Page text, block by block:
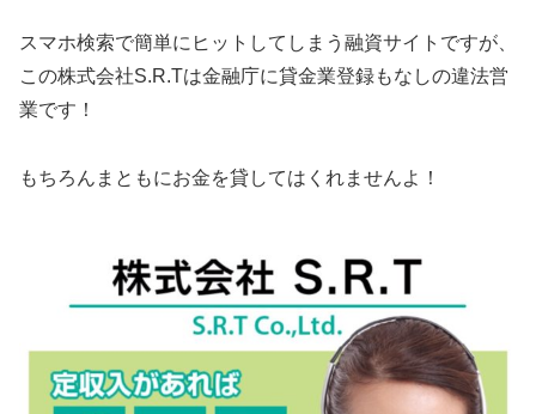
スマホ検索で簡単にヒットしてしまう融資サイトですが、
この株式会社S.R.Tは金融庁に貸金業登録もなしの違法営
業です！
もちろんまともにお金を貸してはくれませんよ！